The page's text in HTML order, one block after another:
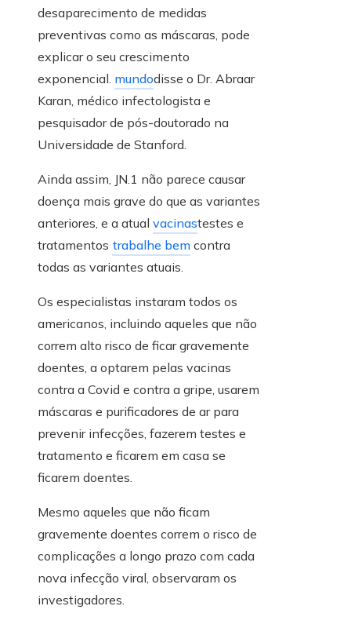
desaparecimento de medidas
preventivas como as máscaras, pode
explicar o seu crescimento
exponencial. mundodisse o Dr. Abraar
Karan, médico infectologista e
pesquisador de pós-doutorado na
Universidade de Stanford.
Ainda assim, JN.1 não parece causar
doença mais grave do que as variantes
anteriores, e a atual vacinastestes e
tratamentos trabalhe bem contra
todas as variantes atuais.
Os especialistas instaram todos os
americanos, incluindo aqueles que não
correm alto risco de ficar gravemente
doentes, a optarem pelas vacinas
contra a Covid e contra a gripe, usarem
máscaras e purificadores de ar para
prevenir infecções, fazerem testes e
tratamento e ficarem em casa se
ficarem doentes.
Mesmo aqueles que não ficam
gravemente doentes correm o risco de
complicações a longo prazo com cada
nova infecção viral, observaram os
investigadores.